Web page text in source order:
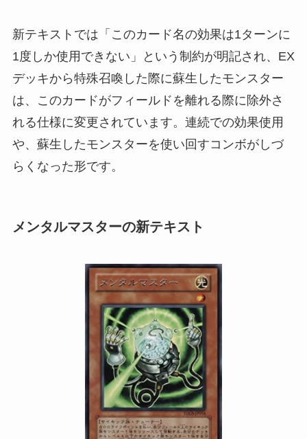
新テキストでは「このカード名の効果は1ターンに
1度しか使用できない」という制約が明記され、EX
デッキから特殊召喚した際に蘇生したモンスター
は、このカードがフィールドを離れる際に除外さ
れる仕様に変更されています。連続での効果使用
や、蘇生したモンスターを使い回すコンボがしづ
らくなった形です。
メンタルマスターの新テキスト